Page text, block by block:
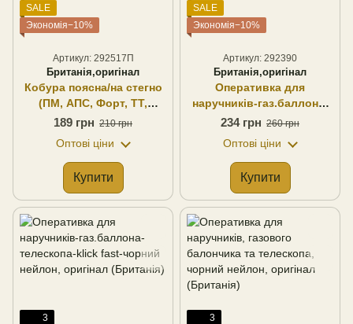
SALE
Экономія−10%
Артикул: 292517П
Британія,оригінал
Кобура поясна/на стегно
(ПМ, АПС, Форт, ТТ,
Glock), (правостороння)
189 грн 210 грн
Оптові ціни
Купити
SALE
Экономія−10%
Артикул: 292390
Британія,оригінал
Оперативка для
наручників-газ.баллона-
телескопа-рації, чорний
(Британія)
234 грн 260 грн
Оптові ціни
Купити
3
3